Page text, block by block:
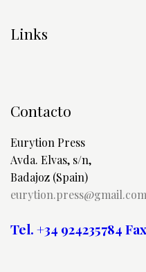
Links
Contacto
Eurytion Press
Avda. Elvas, s/n,
Badajoz (Spain)
eurytion.press@gmail.com
Tel. +34 924235784